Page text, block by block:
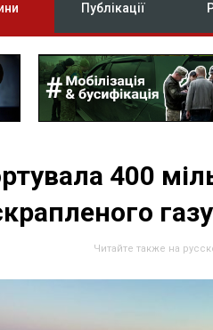
Публікації
400
Читайте также на